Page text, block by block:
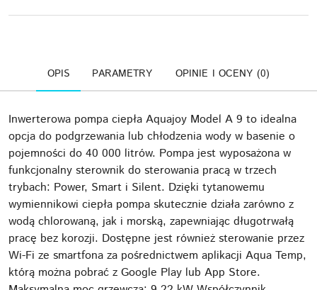
OPIS PARAMETRY OPINIE I OCENY (0)
Inwerterowa pompa ciepła Aquajoy Model A 9 to idealna
opcja do podgrzewania lub chłodzenia wody w basenie o
pojemności do 40 000 litrów. Pompa jest wyposażona w
funkcjonalny sterownik do sterowania pracą w trzech
trybach: Power, Smart i Silent. Dzięki tytanowemu
wymiennikowi ciepła pompa skutecznie działa zarówno z
wodą chlorowaną, jak i morską, zapewniając długotrwałą
pracę bez korozji. Dostępne jest również sterowanie przez
Wi-Fi ze smartfona za pośrednictwem aplikacji Aqua Temp,
którą można pobrać z Google Play lub App Store.